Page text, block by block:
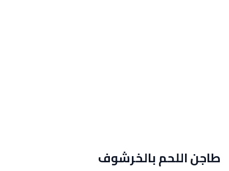
طاجن اللحم بالخرشوف